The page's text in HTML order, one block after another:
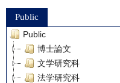
Public
Public
博士論文
文学研究科
法学研究科